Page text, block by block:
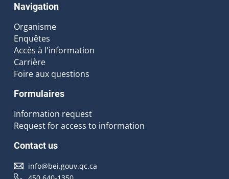
Navigation
Organisme
Enquêtes
Accès à l'information
Carrière
Foire aux questions
Formulaires
Information request
Request for access to information
Contact us
info@bei.gouv.qc.ca